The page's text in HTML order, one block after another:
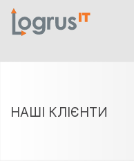
НАШІ КЛІЄНТИ